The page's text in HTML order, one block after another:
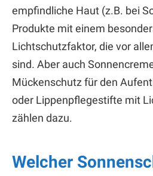
empfindliche Haut (z.B. bei
Produkte mit einem
Lichtschutzfaktor, die vor
sind. Aber auch
Mückenschutz für den
oder Lippenpflegestifte mit
zählen dazu.
Welcher